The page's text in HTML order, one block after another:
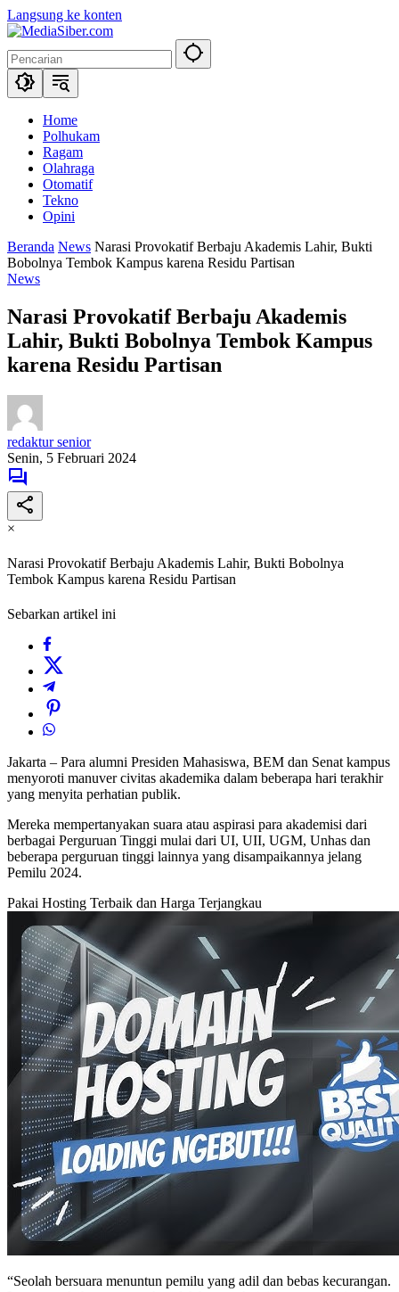
Langsung ke konten
Home
Polhukam
Ragam
Olahraga
Otomatif
Tekno
Opini
Beranda News Narasi Provokatif Berbaju Akademis Lahir, Bukti
Bobolnya Tembok Kampus karena Residu Partisan
News
Narasi Provokatif Berbaju Akademis
Lahir, Bukti Bobolnya Tembok Kampus
karena Residu Partisan
redaktur senior
Senin, 5 Februari 2024
×
Narasi Provokatif Berbaju Akademis Lahir, Bukti Bobolnya
Tembok Kampus karena Residu Partisan
Sebarkan artikel ini
Jakarta – Para alumni Presiden Mahasiswa, BEM dan Senat kampus
menyoroti manuver civitas akademika dalam beberapa hari terakhir
yang menyita perhatian publik.
Mereka mempertanyakan suara atau aspirasi para akademisi dari
berbagai Perguruan Tinggi mulai dari UI, UII, UGM, Unhas dan
beberapa perguruan tinggi lainnya yang disampaikannya jelang
Pemilu 2024.
Pakai Hosting Terbaik dan Harga Terjangkau
“Seolah bersuara menuntun pemilu yang adil dan bebas kecurangan.